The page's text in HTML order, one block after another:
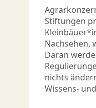
Stiftungen
Nachsehen,
Daran
nichts
Wissens-